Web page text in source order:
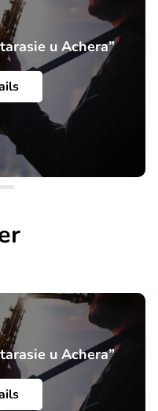
u Achera”
u Achera”